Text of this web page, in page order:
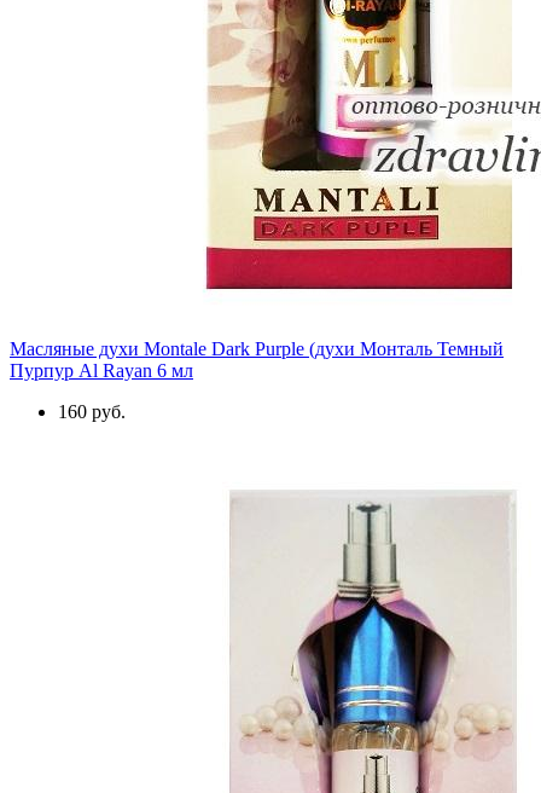
Масляные духи Montale Dark Purple (духи Монталь Темный
Пурпур Al Rayan 6 мл
160 руб.